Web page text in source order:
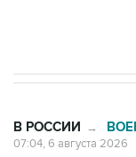
В РОССИИ →
07:04, 6 августа 2026